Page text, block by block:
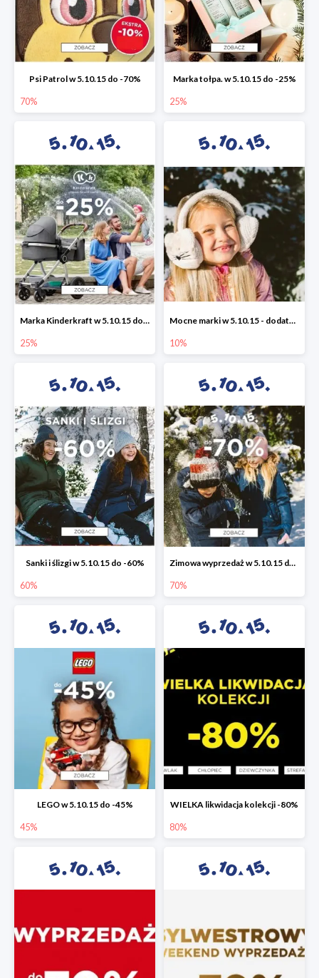
Psi Patrol w 5.10.15 do -70%
70%
Marka tołpa. w 5.10.15 do -25%
25%
Marka Kinderkraft w 5.10.15 do -25%
25%
Mocne marki w 5.10.15 - dodatkowe -10% rabatu
10%
Sanki i ślizgi w 5.10.15 do -60%
60%
Zimowa wyprzedaż w 5.10.15 do -70%
70%
LEGO w 5.10.15 do -45%
45%
WIELKA likwidacja kolekcji -80%
80%